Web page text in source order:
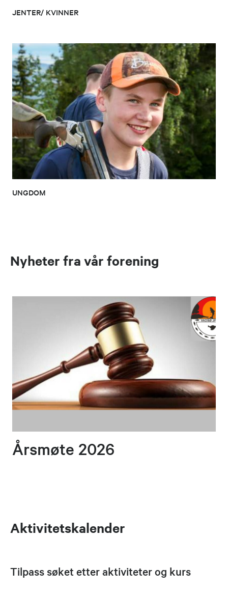
JENTER/ KVINNER
UNGDOM
Nyheter fra vår forening
Årsmøte 2026
Aktivitetskalender
Tilpass søket etter aktiviteter og kurs